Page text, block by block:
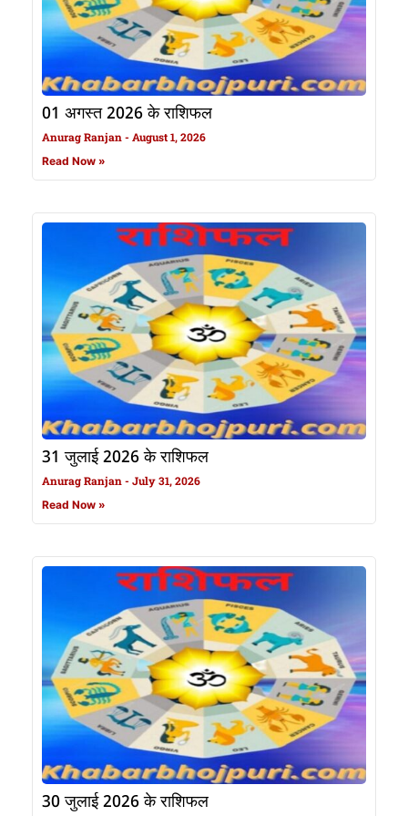
01 अगस्त 2026 के राशिफल
Anurag Ranjan August 1, 2026
Read Now »
31 जुलाई 2026 के राशिफल
Anurag Ranjan July 31, 2026
Read Now »
30 जुलाई 2026 के राशिफल